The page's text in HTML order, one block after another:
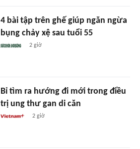
4 bài tập trên ghế giúp ngăn ngừa
bụng chảy xệ sau tuổi 55
2 giờ
Bỉ tìm ra hướng đi mới trong điều
trị ung thư gan di căn
2 giờ